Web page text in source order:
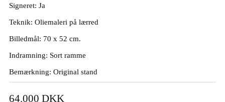
Signeret: Ja
Teknik: Oliemaleri på lærred
Billedmål: 70 x 52 cm.
Indramning: Sort ramme
Bemærkning: Original stand
64.000 DKK